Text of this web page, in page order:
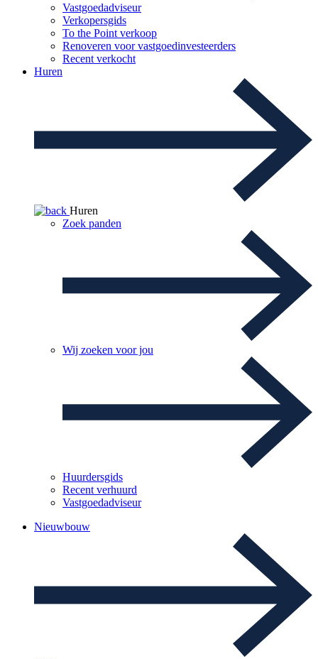
Vastgoedadviseur
Verkopersgids
To the Point verkoop
Renoveren voor vastgoedinvesteerders
Recent verkocht
Huren
Huren
Zoek panden
Wij zoeken voor jou
Huurdersgids
Recent verhuurd
Vastgoedadviseur
Nieuwbouw